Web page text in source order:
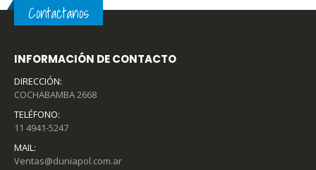
Contactanos
INFORMACIÓN DE CONTACTO
DIRECCIÓN:
COCHABAMBA 2668
TELÉFONO:
11 4941-5247
MAIL:
Ventas@duniapol.com.ar